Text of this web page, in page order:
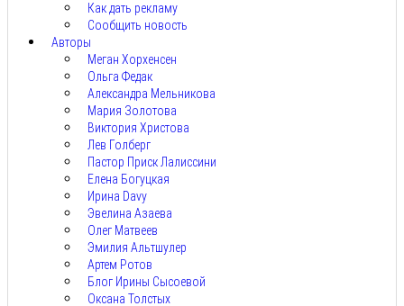
Как дать рекламу
Сообщить новость
Авторы
Меган Хорхенсен
Ольга Федак
Александра Мельникова
Мария Золотова
Виктория Христова
Лев Голберг
Пастор Приск Лалиссини
Елена Богуцкая
Ирина Davy
Эвелина Азаева
Олег Матвеев
Эмилия Альтшулер
Артем Ротов
Блог Ирины Сысоевой
Оксана Толстых